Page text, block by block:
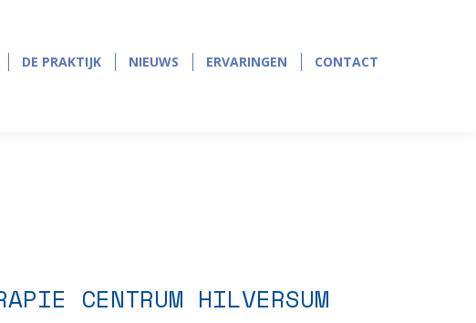
in
in
DE PRAKTIJK NIEUWS ERVARINGEN CONTACT
CENTRUM HILVERSUM
DE PRAKTIJK NIEUWS ERVARINGEN CONTACT